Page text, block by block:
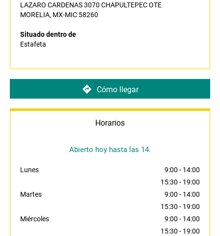
LAZARO CARDENAS 3070 CHAPULTEPEC OTE
MORELIA, MX-MIC 58260
Situado dentro de
Estafeta
Cómo llegar
Horarios
Abierto hoy hasta las 14.
Lunes 9:00 - 14:00
15:30 - 19:00
Martes
9:00 - 14:00
15:30 - 19:00
Miércoles
9:00 - 14:00
15:30 - 19:00